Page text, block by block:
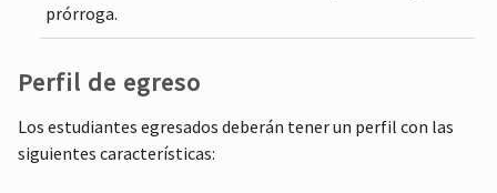
prórroga.
Perfil de egreso
Los estudiantes egresados deberán tener un perfil con las
siguientes características: